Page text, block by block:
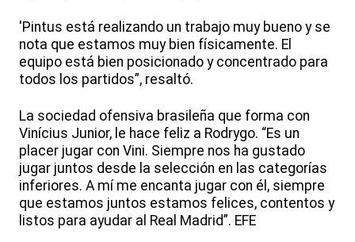
'Pintus está realizando un trabajo muy bueno y se
nota que estamos muy bien físicamente. El
equipo está bien posicionado y concentrado para
todos los partidos”, resaltó.
La sociedad ofensiva brasileña que forma con
Vinícius Junior, le hace feliz a Rodrygo. “Es un
placer jugar con Vini. Siempre nos ha gustado
jugar juntos desde la selección en las categorías
inferiores. A mí me encanta jugar con él, siempre
que estamos juntos estamos felices, contentos y
listos para ayudar al Real Madrid”. EFE